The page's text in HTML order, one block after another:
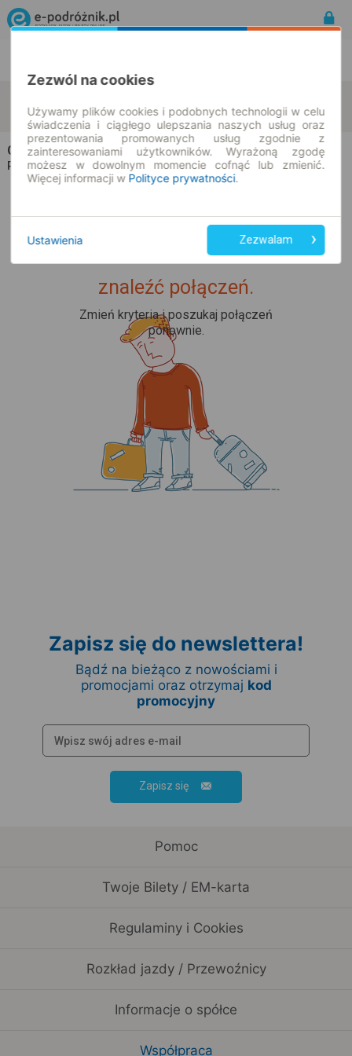
10.08.2026 | -- : --
zmień kryteria
Champion Travelna trasie Steinwiesen → Blaufelden
Rozkład jazdy i bilety |Wszyscy przewoźnicy
Upss... Nie udało nam się
znaleźć połączeń.
Zmień kryteria i poszukaj połączeń
ponownie.
Zapisz się do newslettera!
Bądź na bieżąco z nowościami i
promocjami oraz otrzymaj kod
promocyjny
Zapisz się
Pomoc
Twoje Bilety / EM-karta
Regulaminy i Cookies
Rozkład jazdy / Przewoźnicy
Informacje o spółce
Współpraca
Zezwól na cookies
Używamy plików cookies i podobnych technologii w celu
świadczenia i ciągłego ulepszania naszych usług oraz
prezentowania promowanych usług zgodnie z
zainteresowaniami użytkowników. Wyrażoną zgodę
możesz w dowolnym momencie cofnąć lub zmienić.
Więcej informacji w Polityce prywatności.
Ustawienia Zezwalam